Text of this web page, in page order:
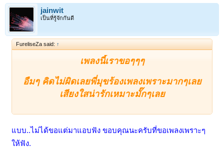
jainwit
เป็นที่รู้จักกันดี
FureliseZa said: ↑
เพลงนี้เราขอๆๆๆ
อืมๆ คิดไม่ผิดเลยพี่มุขร้องเพลงเพราะมากๆเลย
เสียงใสน่ารักเหมาะมั๊กๆเลย
แบบ..ไม่ได้ขอแต่มาแอบฟัง ขอบคุณนะครับที่ขอเพลงเพราะๆ
ให้ฟัง.